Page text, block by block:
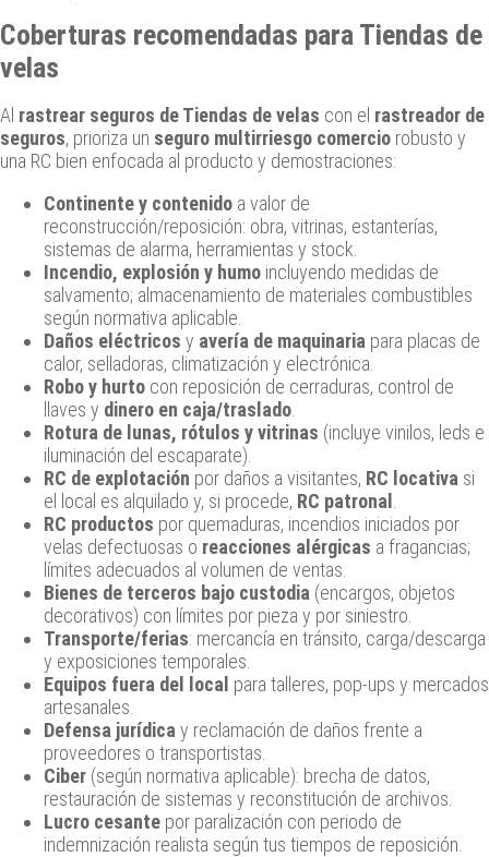
Coberturas recomendadas para Tiendas de
velas
Al rastrear seguros de Tiendas de velas con el rastreador de
seguros, prioriza un seguro multirriesgo comercio robusto y
una RC bien enfocada al producto y demostraciones:
Continente y contenido a valor de
reconstrucción/reposición: obra, vitrinas, estanterías,
sistemas de alarma, herramientas y stock.
Incendio, explosión y humo incluyendo medidas de
salvamento; almacenamiento de materiales combustibles
según normativa aplicable.
Daños eléctricos y avería de maquinaria para placas de
calor, selladoras, climatización y electrónica.
Robo y hurto con reposición de cerraduras, control de
llaves y dinero en caja/traslado
Rotura de lunas, rótulos y vitrinas (incluye vinilos, leds e
iluminación del escaparate).
RC de explotación por daños a visitantes, RC locativa si
el local es alquilado y, si procede, RC patronal
RC productos por quemaduras, incendios iniciados por
velas defectuosas o reacciones alérgicas a fragancias;
límites adecuados al volumen de ventas.
Bienes de terceros bajo custodia (encargos, objetos
decorativos) con límites por pieza y por siniestro.
Transporte/ferias: mercancía en tránsito, carga/descarga
y exposiciones temporales.
Equipos fuera del local para talleres, pop‑ups y mercados
artesanales.
Defensa jurídica y reclamación de daños frente a
proveedores o transportistas.
Ciber (según normativa aplicable): brecha de datos,
restauración de sistemas y reconstitución de archivos.
Lucro cesante por paralización con periodo de
indemnización realista según tus tiempos de reposición.